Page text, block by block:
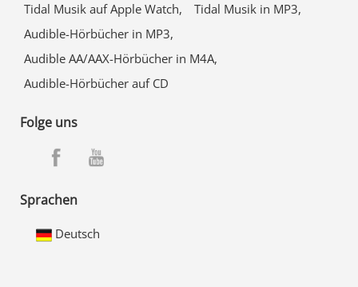
Tidal Musik auf Apple Watch,
Tidal Musik in MP3,
Audible-Hörbücher in MP3,
Audible AA/AAX-Hörbücher in M4A,
Audible-Hörbücher auf CD
Folge uns
Sprachen
Deutsch